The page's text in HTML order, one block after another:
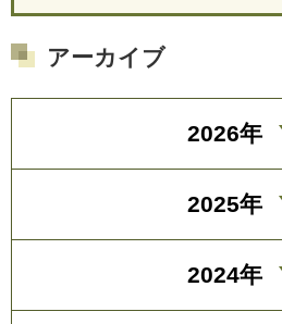
アーカイブ
2026年
2025年
2024年